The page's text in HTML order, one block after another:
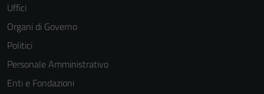
Uffici
Organi di Governo
Politici
Personale Amministrativo
Enti e Fondazioni